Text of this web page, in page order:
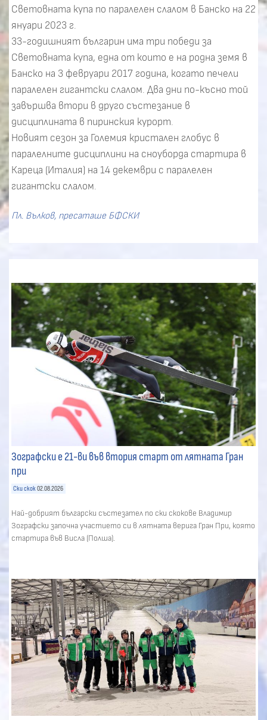
Световната купа по паралелен слалом в Банско на 22
януари 2023 г.
33-годишният българин има три победи за
Световната купа, една от които е на родна земя в
Банско на 3 февруари 2017 година, когато печели
паралелен гигантски слалом. Два дни по-късно той
завършва втори в друго състезание в
дисциплината в пиринския курорт.
Новият сезон за Големия кристален глобус в
паралелните дисциплини на сноуборда стартира в
Кареца (Италия) на 14 декември с паралелен
гигантски слалом.
Пл. Вълков, пресаташе БФСКИ
Зографски е 21-ви във втория старт от лятната Гран
при
Ски скок 02.08.2026
Най-добрият български състезател по ски скокове Владимир
Зографски започна участието си в лятната верига Гран При, която
стартира във Висла (Полша).